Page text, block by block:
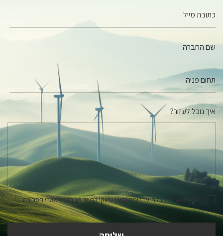
כתובת מייל
שם החברה
איך נוכל לעזור?
אני מאשר.ת קבלת עדכונים ותוכן שיווקי למייל מניהול משאבי הסביבה